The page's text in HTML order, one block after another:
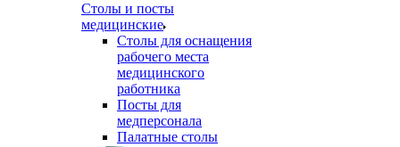
Столы и посты
медицинские
Столы для оснащения
рабочего места
медицинского
работника
Посты для
медперсонала
Палатные столы